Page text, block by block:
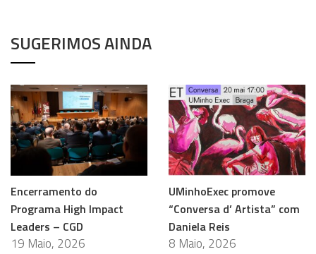
SUGERIMOS AINDA
Encerramento do
Programa High Impact
Leaders – CGD
19 Maio, 2026
UMinhoExec promove
“Conversa d’ Artista” com
Daniela Reis
8 Maio, 2026